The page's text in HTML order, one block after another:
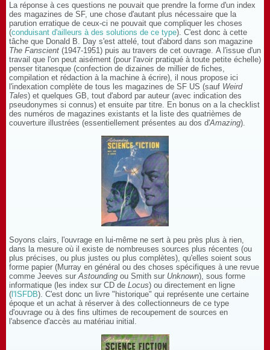
La réponse à ces questions ne pouvait que prendre la forme d'un index
des magazines de SF, une chose d'autant plus nécessaire que la
parution erratique de ceux-ci ne pouvait que compliquer les choses
(conduisant d'ailleurs à des solutions de ce type). C'est donc à cette
tâche que Donald B. Day s'est attelé, tout d'abord dans son magazine
The Fanscient (1947-1951) puis au travers de cet ouvrage. A l'issue d'un
travail que l'on peut aisément (pour l'avoir pratiqué à toute petite échelle)
penser titanesque (confection de dizaines de millier de fiches,
compilation et rédaction à la machine à écrire), il nous propose ici
l'indexation complète de tous les magazines de SF US (sauf Weird
Tales) et quelques GB, tout d'abord par auteur (avec indication des
pseudonymes si connus) et ensuite par titre. En bonus on a la checklist
des numéros de magazines existants et la liste des quatrièmes de
couverture illustrées (essentiellement présentes au dos d'Amazing).
Soyons clairs, l'ouvrage en lui-même ne sert à peu près plus à rien,
dans la mesure où il existe de nombreuses sources plus récentes (ou
plus précises, ou plus justes ou plus complètes), qu'elles soient sous
forme papier (Murray en général ou des choses spécifiques à une revue
comme Jeeves sur Astounding ou Smith sur Unknown), sous forme
informatique (les index sur CD de Locus) ou directement en ligne
(l'ISFDB). C'est donc un livre "historique" qui représente une certaine
époque et un achat à réserver à des collectionneurs de ce type
d'ouvrage ou à des fins ultimes de recoupement de sources en
l'absence d'accès au matériau initial.